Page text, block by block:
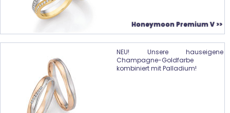
Honeymoon Premium V >>
NEU! Unsere hauseigene
Champagne-Goldfarbe
kombiniert mit Palladium!